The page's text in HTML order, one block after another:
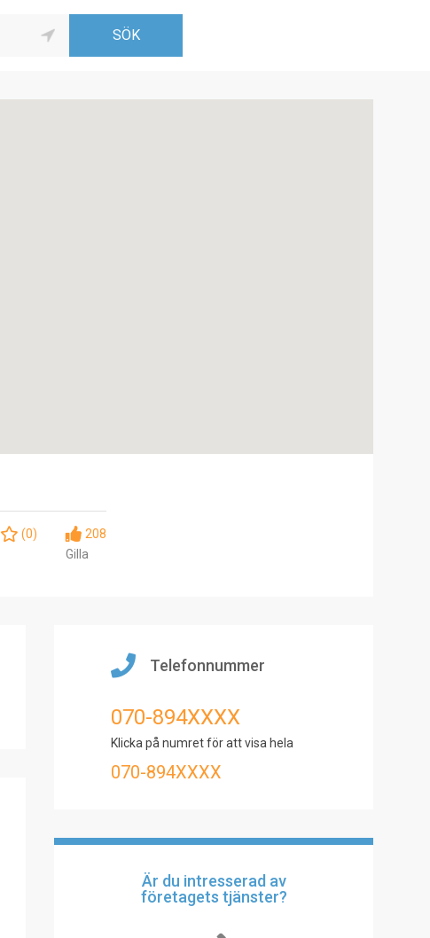
(0)
208
Gilla
Telefonnummer
070-894XXXX
Klicka på numret för att visa hela
070-894XXXX
Är du intresserad av
företagets tjänster?